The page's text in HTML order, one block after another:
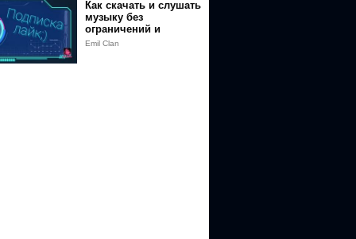
Как скачать и слушать
музыку без
ограничений и
рекламы вк
Emil Clan